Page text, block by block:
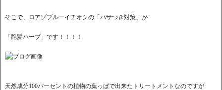
そこで、ロアゾブルーイチオシの「パサつき対策」が
「艶髪ハーブ」です！！！！
天然成分100パーセントの植物の葉っぱで出来たトリートメントなのですが